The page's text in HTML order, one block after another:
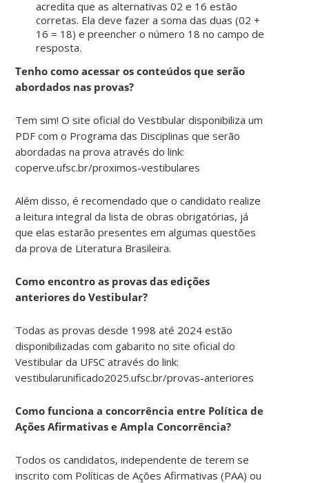
acredita que as alternativas 02 e 16 estão
corretas. Ela deve fazer a soma das duas (02 +
16 = 18) e preencher o número 18 no campo de
resposta.
Tenho como acessar os conteúdos que serão
abordados nas provas?
Tem sim! O site oficial do Vestibular disponibiliza um
PDF com o Programa das Disciplinas que serão
abordadas na prova através do link:
coperve.ufsc.br/proximos-vestibulares
Além disso, é recomendado que o candidato realize
a leitura integral da lista de obras obrigatórias, já
que elas estarão presentes em algumas questões
da prova de Literatura Brasileira.
Como encontro as provas das edições
anteriores do Vestibular?
Todas as provas desde 1998 até 2024 estão
disponibilizadas com gabarito no site oficial do
Vestibular da UFSC através do link:
vestibularunificado2025.ufsc.br/provas-anteriores
Como funciona a concorrência entre Política de
Ações Afirmativas e Ampla Concorrência?
Todos os candidatos, independente de terem se
inscrito com Políticas de Ações Afirmativas (PAA) ou